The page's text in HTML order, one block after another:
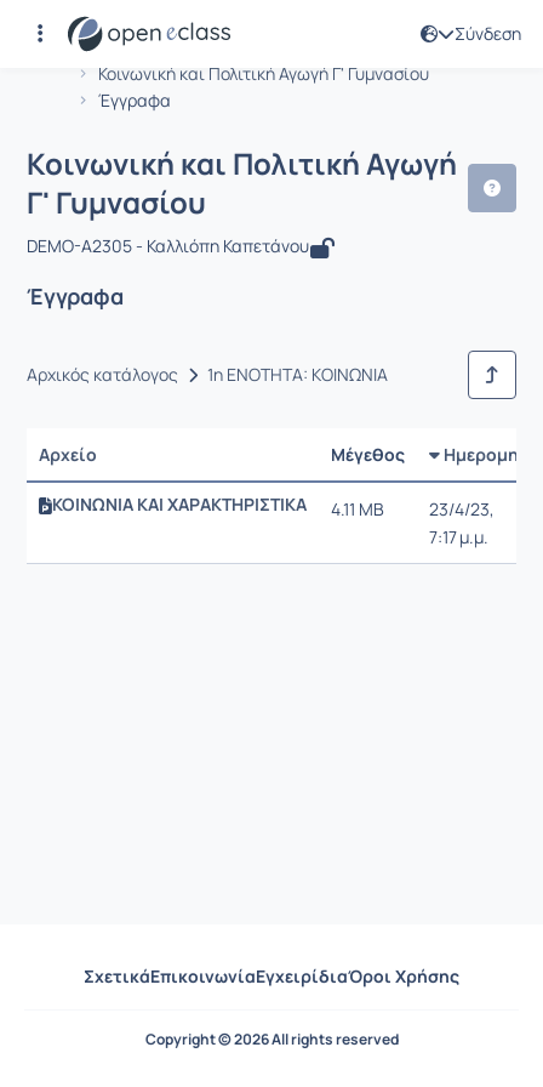
Σύνδεση
Αρχική Σελίδα
Κοινωνική και Πολιτική Αγωγή Γ' Γυμνασίου
Έγγραφα
Μάθημα : Κοινωνική και Πολιτική
Κοινωνική και Πολιτική Αγωγή
Γ' Γυμνασίου
DEMO-A2305 - Καλλιόπη Καπετάνου
Έγγραφα
Αρχικός κατάλογος 1η ΕΝΟΤΗΤΑ: ΚΟΙΝΩΝΙΑ
Αρχείο Μέγεθος
ΚΟΙΝΩΝΙΑ ΚΑΙ ΧΑΡΑΚΤΗΡΙΣΤΙΚΑ 4.11 MB
23/4/23,
7:17 μ.μ.
ΣχετικάΕπικοινωνίαΕγχειρίδιαΌροι Χρήσης
Copyright © 2026 All rights reserved